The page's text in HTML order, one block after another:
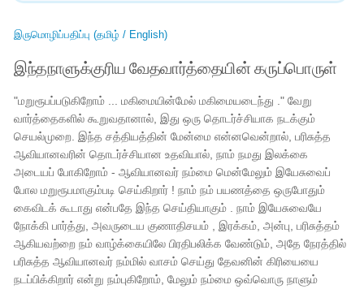
இருமொழிப்பதிப்பு (தமிழ் / English)
இந்தநாளுக்குரிய வேதவார்த்தையின் கருப்பொருள்
"மறுரூபப்படுகிறோம் ... மகிமையின்மேல் மகிமையடைந்து ." வேறு
வார்த்தைகளில் கூறுவதானால், இது ஒரு தொடர்ச்சியாக நடக்கும்
செயல்முறை. இந்த சத்தியத்தின் மேன்மை என்னவென்றால், பரிசுத்த
ஆவியானவரின் தொடர்ச்சியான உதவியால், நாம் நமது இலக்கை
அடையப் போகிறோம் - ஆவியானவர் நம்மை மென்மேலும் இயேசுவைப்
போல மறுரூபமாகும்படி செய்கிறார் ! நாம் நம் பயணத்தை ஒருபோதும்
கைவிடக் கூடாது என்பதே இந்த செய்தியாகும் . நாம் இயேசுவையே
நோக்கி பார்த்து, அவருடைய குணாதிசயம் , இரக்கம், அன்பு, பரிசுத்தம்
ஆகியவற்றை நம் வாழ்க்கையிலே பிரதிபலிக்க வேண்டும், அதே நேரத்தில்
பரிசுத்த ஆவியானவர் நம்மில் வாசம் செய்து தேவனின் கிரியையை
நடப்பிக்கிறார் என்று நம்புகிறோம், மேலும் நம்மை ஒவ்வொரு நாளும்